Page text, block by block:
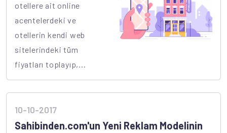
otellere ait online
acentelerdeki ve
otellerin kendi web
sitelerindeki tüm
fiyatları toplayıp,...
10-10-2017
Sahibinden.com'un Yeni Reklam Modelinin